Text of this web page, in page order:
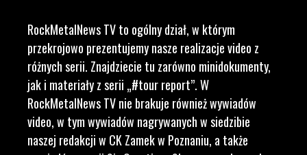
RockMetalNews TV to ogólny dział, w którym
przekrojowo prezentujemy nasze realizacje video z
różnych serii. Znajdziecie tu zarówno minidokumenty,
jak i materiały z serii „#tour report”. W
RockMetalNews TV nie brakuje również wywiadów
video, w tym wywiadów nagrywanych w siedzibie
naszej redakcji w CK Zamek w Poznaniu, a także